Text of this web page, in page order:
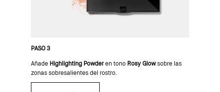
PASO 3
Añade Highlighting Powderen tono Rosy Glowsobre las
zonas sobresalientes del rostro.